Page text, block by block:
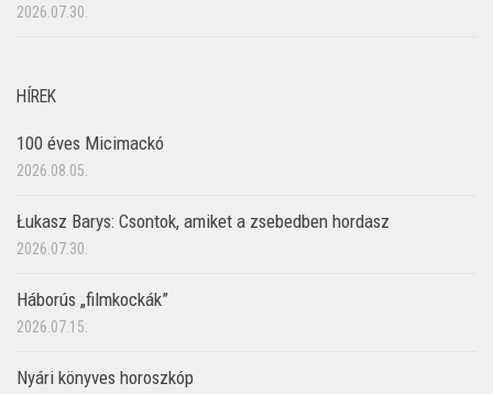
2026.07.30.
HÍREK
100 éves Micimackó
2026.08.05.
Łukasz Barys: Csontok, amiket a zsebedben hordasz
2026.07.30.
Háborús „filmkockák”
2026.07.15.
Nyári könyves horoszkóp